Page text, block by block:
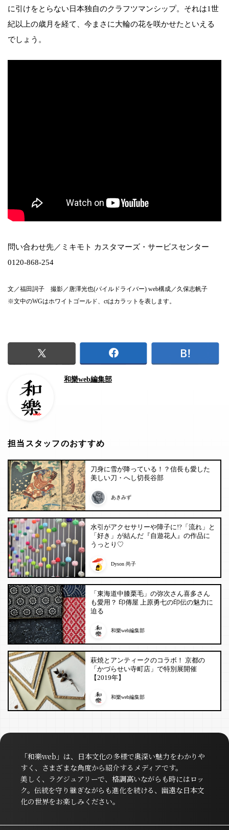
に引けをとらない日本独自のクラフツマンシップ。それは1世
紀以上の歳月を経て、今まさに大輪の花を咲かせたといえる
でしょう。
問い合わせ先／ミキモト カスタマーズ・サービスセンター
0120-868-254
文／福田詞子 撮影／唐澤光也(パイルドライバー) web構成／久保志帆子
※文中のWGはホワイトゴールド、ctはカラットを表します。
和樂web編集部
担当スタッフのおすすめ
刀身に雪が降っている！？信長も愛した
美しい刀・へし切長谷部
あきみず
水引がアクセサリーや障子に!?「流れ」と
「好き」が結んだ『自遊花人』の作品に
うっとり♡
Dyson 尚子
「東海道中膝栗毛」の弥次さん喜多さん
も愛用？ 印傳屋 上原勇七の印伝の魅力に
迫る
和樂web編集部
萩焼とアンティークのコラボ！ 京都の
「かづらせい寺町店」で特別展開催
【2019年】
和樂web編集部
「和樂web」は、日本文化の多様で奥深い魅力をわかりや
すく、さまざまな角度から紹介するメディアです。
美しく、ラグジュアリーで、格調高いながらも時にはロッ
ク。伝統を守り継ぎながらも進化を続ける、幽遠な日本文
化の世界をお楽しみください。